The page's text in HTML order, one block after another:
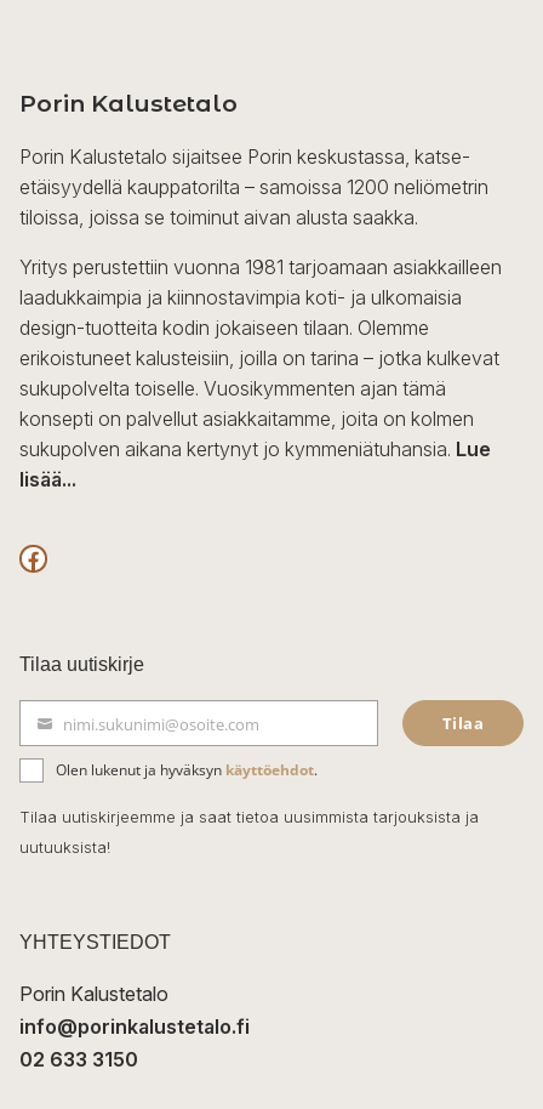
muunnelma.
tehdä
valinnat
tuotteen
sivulla.
Porin Kalustetalo
Porin Kalustetalo sijaitsee Porin keskustassa, katse-
etäisyydellä kauppatorilta – samoissa 1200 neliömetrin
tiloissa, joissa se toiminut aivan alusta saakka.
Yritys perustettiin vuonna 1981 tarjoamaan asiakkailleen
laadukkaimpia ja kiinnostavimpia koti- ja ulkomaisia
design-tuotteita kodin jokaiseen tilaan. Olemme
erikoistuneet kalusteisiin, joilla on tarina – jotka kulkevat
sukupolvelta toiselle. Vuosikymmenten ajan tämä
konsepti on palvellut asiakkaitamme, joita on kolmen
sukupolven aikana kertynyt jo kymmeniätuhansia. Lue
lisää...
F
c
e
b
o
o
k
Tilaa uutiskirje
ä
h
k
t
nimi.sukunimi@osoite.com Tilaa
Olen lukenut ja hyväksyn käyttöehdot.
Tilaa uutiskirjeemme ja saat tietoa uusimmista tarjouksista ja
uutuuksista!
YHTEYSTIEDOT
Porin Kalustetalo
info@porinkalustetalo.fi
02 633 3150